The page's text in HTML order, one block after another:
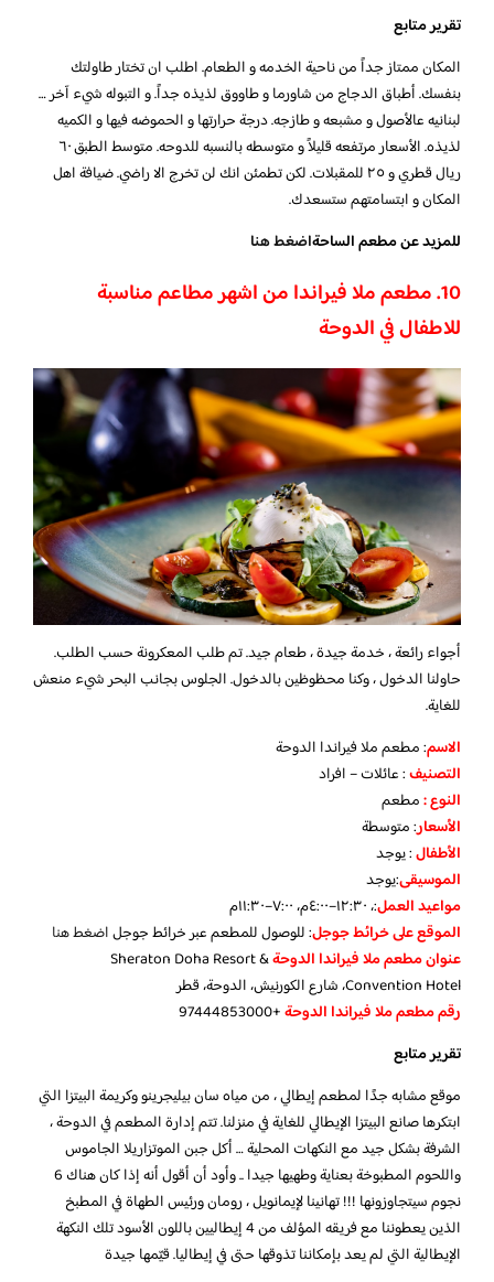
تقرير متابع
المكان ممتاز جداً من ناحية الخدمه و الطعام. اطلب ان تختار طاولتك
بنفسك. أطباق الدجاج من شاورما و طاووق لذيذه جداً. و التبوله شيء آخر …
لبنانيه عالأصول و مشبعه و طازجه. درجة حرارتها و الحموضه فيها و الكميه
لذيذه. الأسعار مرتفعه قليلاً و متوسطه بالنسبه للدوحه. متوسط الطبق ٦٠
ريال قطري و ٢٥ للمقبلات. لكن تطمئن انك لن تخرج الا راضي. ضيافة اهل
المكان و ابتسامتهم ستسعدك.
للمزيد عن مطعم الساحةاضغط هنا
10. مطعم ملا فيراندا من اشهر مطاعم مناسبة
للاطفال في الدوحة
أجواء رائعة ، خدمة جيدة ، طعام جيد. تم طلب المعكرونة حسب الطلب.
حاولنا الدخول ، وكنا محظوظين بالدخول. الجلوس بجانب البحر شيء منعش
للغاية.
الاسم: مطعم ملا فيراندا الدوحة
التصنيف: عائلات – افراد
النوع :مطعم
الأسعار:متوسطة
الأطفال:يوجد
الموسيقى:يوجد
مواعيد العمل:، ١٢:٣٠–٤:٠٠م، ٧:٠٠–١١:٣٠م
الموقع على خرائط جوجل: للوصول للمطعم عبر خرائط جوجلاضغط هنا
عنوان مطعم ملا فيراندا الدوحةSheraton Doha Resort &
Convention Hotel، شارع الكورنيش، الدوحة، قطر
رقم مطعم ملا فيراندا الدوحة+97444853000
تقرير متابع
موقع مشابه جدًا لمطعم إيطالي ، من مياه سان بيليجرينو وكريمة البيتزا التي
ابتكرها صانع البيتزا الإيطالي للغاية في منزلنا. تتم إدارة المطعم في الدوحة ،
الشرفة بشكل جيد مع النكهات المحلية … أكل جبن الموتزاريلا الجاموس
واللحوم المطبوخة بعناية وطهيها جيدا .. وأود أن أقول أنه إذا كان هناك 6
نجوم سيتجاوزونها !!! تهانينا لإيمانويل ، رومان ورئيس الطهاة في المطبخ
الذين يعطوننا مع فريقه المؤلف من 4 إيطاليين باللون الأسود تلك النكهة
الإيطالية التي لم يعد بإمكاننا تذوقها حتى في إيطاليا. قيّمها جيدة